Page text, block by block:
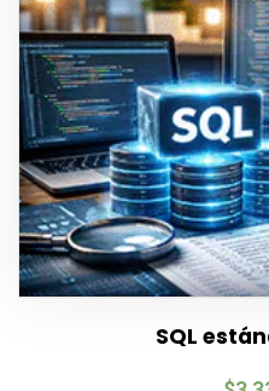
SQL